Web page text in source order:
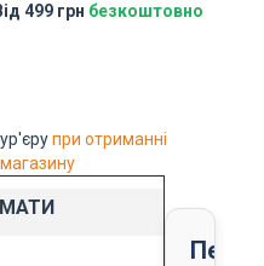
499 грн безкоштовно
при отриманні